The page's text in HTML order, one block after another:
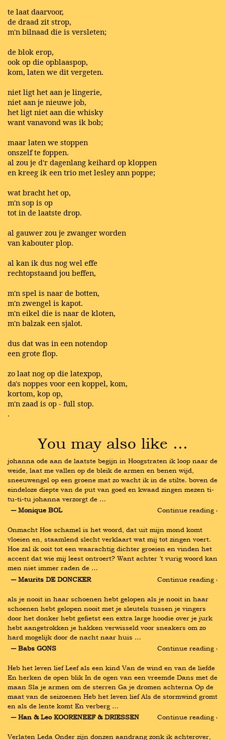
te laat daarvoor,
de draad zit strop,
m'n bilnaad die is versleten;
de blok erop,
ook op die opblaaspop,
kom, laten we dit vergeten.
niet ligt het aan je lingerie,
niet aan je nieuwe job,
het ligt niet aan die whisky
want vanavond was ik bob;
maar laten we stoppen
onszelf te foppen.
al zou je d'r dagenlang keihard op kloppen
en kreeg ik een trio met lesley ann poppe;
wat bracht het op,
m'n sop is op
tot in de laatste drop.
al gauwer zou je zwanger worden
van kabouter plop.
al kan ik dus nog wel effe
rechtopstaand jou beffen,
m'n spel is naar de botten,
m'n zwengel is kapot.
m'n eikel die is naar de kloten,
m'n balzak een sjalot.
dus dat was in een notendop
een grote flop.
zo laat nog op die latexpop,
da's noppes voor een koppel, kom,
kortom, kop op,
m'n zaad is op - full stop.
.
You may also like …
johanna ode aan de laatste begijn in Hoogstraten ik loop naar de
weide, laat me vallen op de bleik de armen en benen wijd,
sneeuwengel op een groene mat zo wacht ik in de stilte. boven de
eindeloze diepte van de put van goed en kwaad zingen mezen ti-
tu-ti-tu johanna verzorgt de …
― Monique BOL
Continue reading ›
Onmacht Hoe schamel is het woord, dat uit mijn mond komt
vloeien en, staamlend slecht verklaart wat mij tot zingen voert.
Hoe zal ik ooit tot een waarachtig dichter groeien en vinden het
accent dat wie mij leest ontroert? Want achter ’t vurig woord kan
men niet immer raden de …
― Maurits DE DONCKER
Continue reading ›
als je nooit in haar schoenen hebt gelopen als je nooit in haar
schoenen hebt gelopen nooit met je sleutels tussen je vingers
door het donker hebt gefietst een extra large hoodie over je jurk
hebt aangetrokken je hakken verwisseld voor sneakers om zo
hard mogelijk door de nacht naar huis …
― Babs GONS
Continue reading ›
Heb het leven lief Leef als een kind Van de wind en van de liefde
En herken de open blik In de ogen van een vreemde Dans met de
maan Sla je armen om de sterren Ga je dromen achterna Op de
maat van de seizoenen Heb het leven lief Als de stormwind gromt
en als de lente komt En verberg …
― Han & Leo KOORENEEF & DRIESSEN
Continue reading ›
Verlaten Leda Onder zijn donzen aandrang zonk ik achterover,